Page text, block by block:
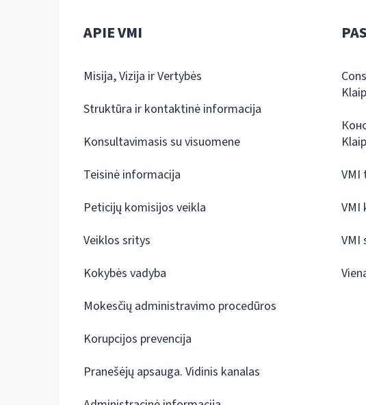
APIE VMI
Misija, Vizija ir Vertybės
Struktūra ir kontaktinė informacija
Konsultavimasis su visuomene
Teisinė informacija
Peticijų komisijos veikla
Veiklos sritys
Kokybės vadyba
Mokesčių administravimo procedūros
Korupcijos prevencija
Pranešėjų apsauga. Vidinis kanalas
VMI
VMI
VMI